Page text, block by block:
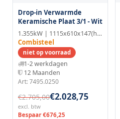
Drop-in Verwarmde
Keramische Plaat 3/1 - Wit
1.355kW | 1115x610x147(h)mm
Combisteel
niet op voorraad
1-2 werkdagen
12 Maanden
Art: 7495.0250
€2.705,00€2.028,75
excl. btw
Bespaar €676,25